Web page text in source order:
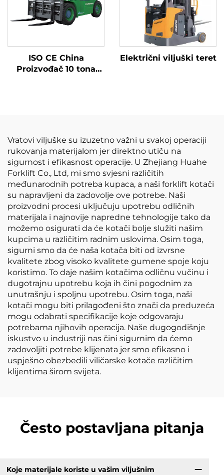
ISO CE China
Proizvođač 10 tona
Električni viljuški teret
Vratovi viljuške su izuzetno važni u svakoj operaciji
rukovanja materijalom jer direktno utiču na
sigurnost i efikasnost operacije. U Zhejiang Huahe
Forklift Co., Ltd, mi smo svjesni različitih
međunarodnih potreba kupaca, a naši forklift kotači
su napravljeni da zadovolje ove potrebe. Naši
proizvodni procesi uključuju upotrebu odličnih
materijala i najnovije napredne tehnologije tako da
možemo osigurati da će kotači bolje služiti našim
kupcima u različitim radnim uslovima. Osim toga,
sigurni smo da će naša kotača biti od izvrsne
kvalitete zbog visoko kvalitete gumene spoje koju
koristimo. To daje našim kotačima odličnu vučinu i
dugotrajnu upotrebu koja ih čini pogodnim za
unutrašnju i spoljnu upotrebu. Osim toga, naši
kotači mogu biti prilagođeni što znači da preduzeća
mogu odabrati specifikacije koje odgovaraju
potrebama njihovih operacija. Naše dugogodišnje
iskustvo u industriji nas čini sigurnim da ćemo
zadovoljiti potrebe klijenata jer smo efikasno i
uspješno obezbedili viličarske kotače različitim
klijentima širom svijeta.
Često postavljana pitanja
Koje materijale koriste u vašim viljušnim